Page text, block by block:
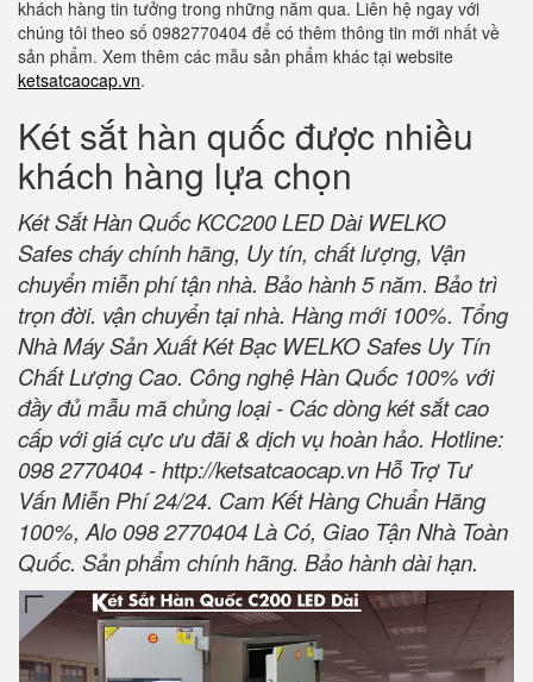
khách hàng tin tưởng trong những năm qua. Liên hệ ngay với
chúng tôi theo số 0982770404 để có thêm thông tin mới nhất về
sản phẩm. Xem thêm các mẫu sản phẩm khác tại website
ketsatcaocap.vn.
Két sắt hàn quốc được nhiều
khách hàng lựa chọn
Két Sắt Hàn Quốc KCC200 LED Dài WELKO
Safes cháy chính hãng, Uy tín, chất lượng, Vận
chuyển miễn phí tận nhà. Bảo hành 5 năm. Bảo trì
trọn đời. vận chuyển tại nhà. Hàng mới 100%. Tổng
Nhà Máy Sản Xuất Két Bạc WELKO Safes Uy Tín
Chất Lượng Cao. Công nghệ Hàn Quốc 100% với
đầy đủ mẫu mã chủng loại - Các dòng két sắt cao
cấp với giá cực ưu đãi & dịch vụ hoàn hảo. Hotline:
098 2770404 -http://ketsatcaocap.vn Hỗ Trợ Tư
Vấn Miễn Phí 24/24. Cam Kết Hàng Chuẩn Hãng
100%, Alo 098 2770404 Là Có, Giao Tận Nhà Toàn
Quốc. Sản phẩm chính hãng. Bảo hành dài hạn.